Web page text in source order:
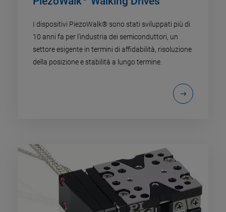
I dispositivi PiezoWalk® sono stati sviluppati più di
10 anni fa per l'industria dei semiconduttori, un
settore esigente in termini di affidabilità, risoluzione
della posizione e stabilità a lungo termine.